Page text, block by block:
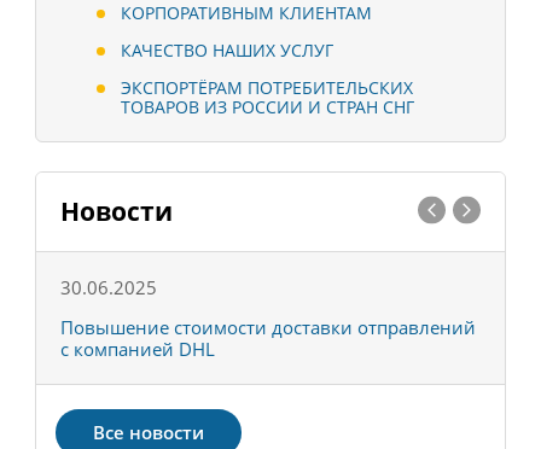
КОРПОРАТИВНЫМ КЛИЕНТАМ
КАЧЕСТВО НАШИХ УСЛУГ
ЭКСПОРТЁРАМ ПОТРЕБИТЕЛЬСКИХ
ТОВАРОВ ИЗ РОССИИ И СТРАН СНГ
Новости
30.06.2025
Повышение стоимости доставки отправлений
с компанией DHL
Все новости